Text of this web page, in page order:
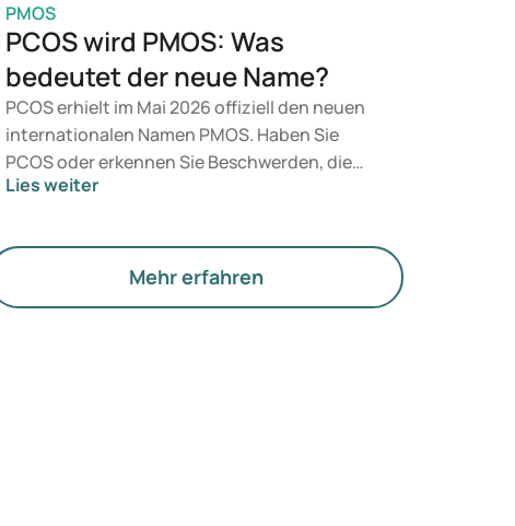
PMOS
PCOS wird PMOS: Was
bedeutet der neue Name?
PCOS erhielt im Mai 2026 offiziell den neuen
internationalen Namen PMOS. Haben Sie
PCOS oder erkennen Sie Beschwerden, die
dazu passen? Medizinisch ändert sich
mehr Gewicht auf Hormone, den Stoffwechsel
und die Funktion der Eierstöcke.
Lies weiter
Mehr erfahren